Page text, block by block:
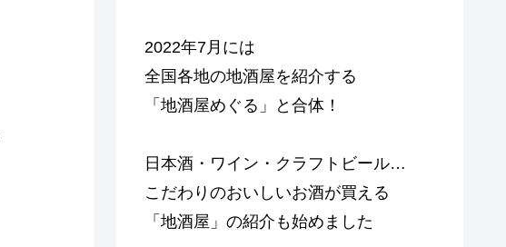
2022年7月には
全国各地の地酒屋を紹介する
「地酒屋めぐる」と合体！
日本酒・ワイン・クラフトビール…
こだわりのおいしいお酒が買える
「地酒屋」の紹介も始めました